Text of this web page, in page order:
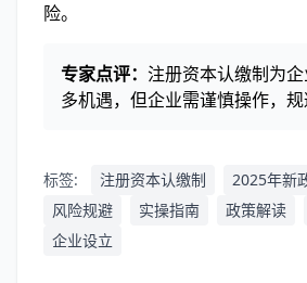
险。
专家点评： 注册资本认缴制为
多机遇，但企业需谨慎操作，规
标签: 注册资本认缴制 2025年新
风险规避
实操指南 政策解读
企业设立